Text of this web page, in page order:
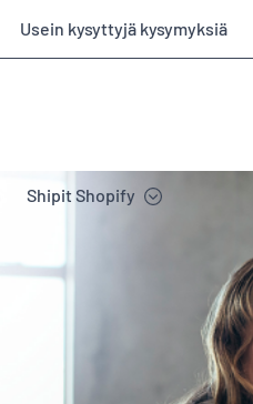
Usein kysyttyjä kysymyksiä
Shipit Shopify